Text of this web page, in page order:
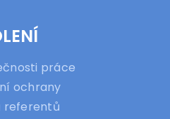
práce
ochrany
referentů